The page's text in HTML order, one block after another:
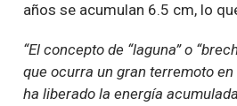
años se acumulan 6.5 cm, lo
“El concepto de “laguna” o
que ocurra un gran terremoto
ha liberado la energía